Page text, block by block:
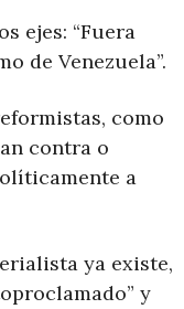
ejes: “Fuera
de Venezuela”.
como
contra o
a
ya existe,
y